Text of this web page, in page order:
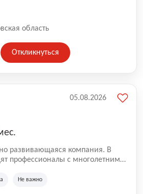
область
Откликнуться
развивающаяся компания. В
профессионалы с многолетним
а накопленный опыт позволяют
Не важно
05.08.2026